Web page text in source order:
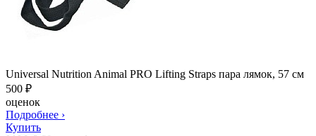
Universal Nutrition Animal PRO Lifting Straps пара лямок, 57 см
500 ₽
оценок
Подробнее ›
Купить